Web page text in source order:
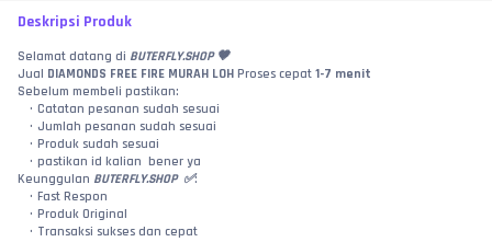
Deskripsi Produk
Selamat datang di BUTERFLY.SHOP 🤎
Jual DIAMONDS FREE FIRE MURAH LOH Proses cepat 1-7 menit
Sebelum membeli pastikan:
Catatan pesanan sudah sesuai
Jumlah pesanan sudah sesuai
Produk sudah sesuai
pastikan id kalian  bener ya
Keunggulan BUTERFLY.SHOP  ✅:
Fast Respon
Produk Original
Transaksi sukses dan cepat